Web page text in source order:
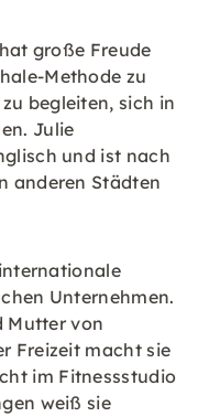
große Freude
Methode zu
begleiten, sich in
Julie
und ist nach
anderen Städten
Unternehmen.
Mutter von
Freizeit macht sie
im Fitnessstudio
weiß sie